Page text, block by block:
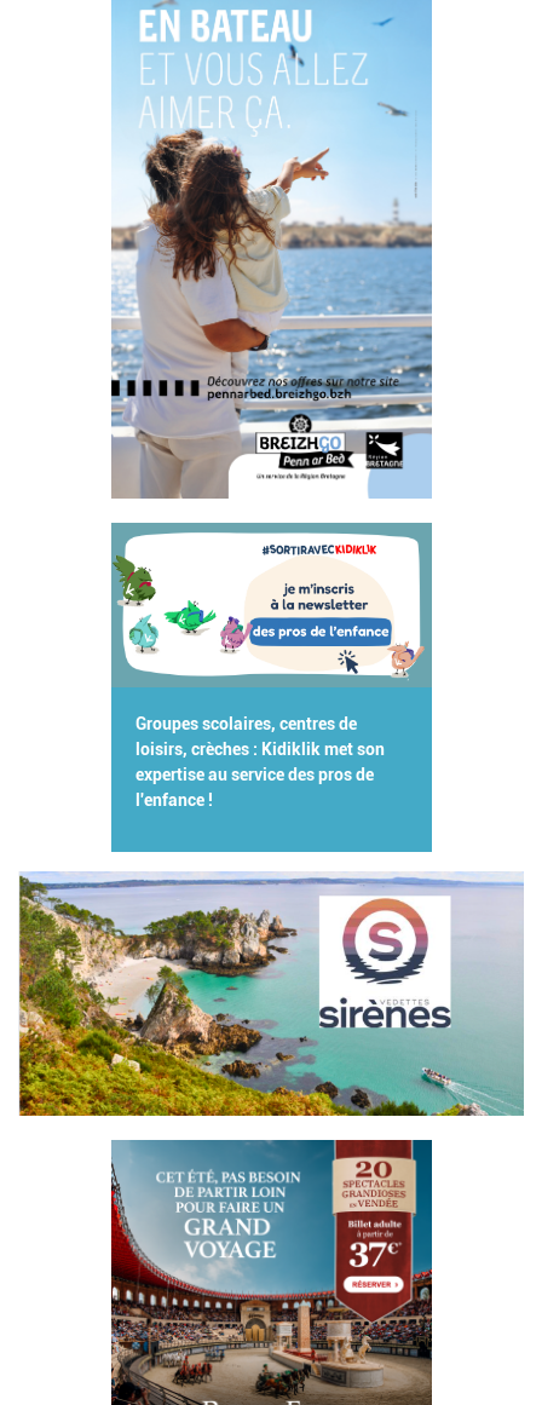
Groupes scolaires, centres de
loisirs, crèches : Kidiklik met son
expertise au service des pros de
l'enfance !